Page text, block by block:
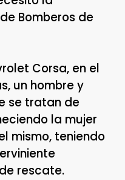
Bomberos de
Corsa, en el
un hombre y
se tratan de
la mujer
mismo, teniendo
rescate.